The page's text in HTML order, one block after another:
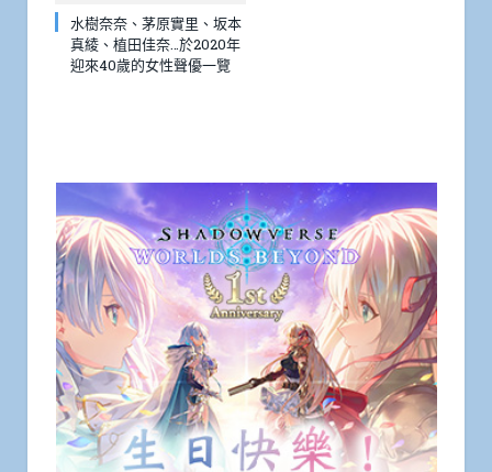
水樹奈奈、茅原實里、坂本
真綾、植田佳奈…於2020年
迎來40歲的女性聲優一覽